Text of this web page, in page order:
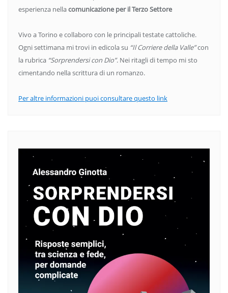
esperienza nellacomunicazione per il Terzo Settore
Vivo a Torino e collaboro con le principali testate cattoliche.
Ogni settimana mi trovi in edicola su “Il Corriere della Valle”con
la rubrica “Sorprendersi con Dio”. Nei ritagli di tempo mi sto
cimentando nella scrittura di un romanzo.
Per altre informazioni puoi consultare questo link